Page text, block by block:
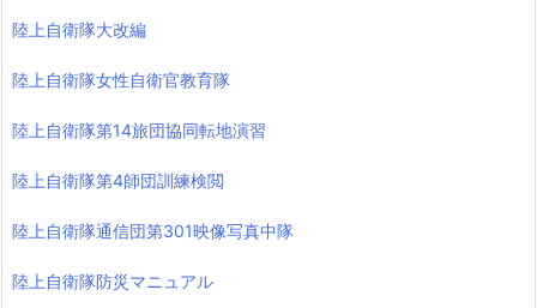
陸上自衛隊大改編
陸上自衛隊女性自衛官教育隊
陸上自衛隊第14旅団協同転地演習
陸上自衛隊第4師団訓練検閲
陸上自衛隊通信団第301映像写真中隊
陸上自衛隊防災マニュアル